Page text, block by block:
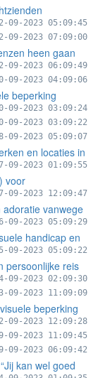
09-2023 05:09:45
09-2023 07:09:00
heen gaan
09-2023 06:09:49
09-2023 04:09:06
beperking
09-2023 03:09:24
09-2023 03:09:22
09-2023 05:09:07
en locaties in
09-2023 01:09:55
voor
09-2023 12:09:47
vanwege
09-2023 05:09:29
handicap en
09-2023 05:09:22
persoonlijke reis
09-2023 02:09:30
09-2023 11:09:09
beperking
09-2023 12:09:28
09-2023 11:09:45
09-2023 06:09:42
kan wel goed